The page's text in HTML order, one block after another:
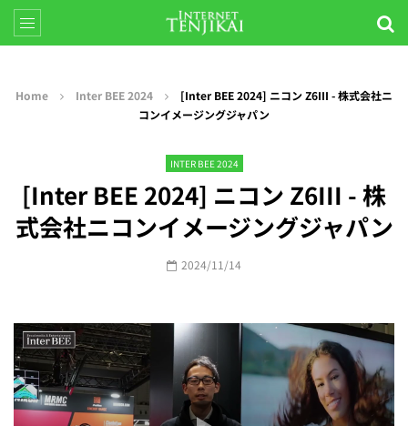
Home Inter BEE 2024
[Inter BEE 2024] ニコン Z6III - 株式会社ニ
コンイメージングジャパン
INTER BEE 2024
[Inter BEE 2024] ニコン Z6III - 株
式会社ニコンイメージングジャパン
2024/11/14